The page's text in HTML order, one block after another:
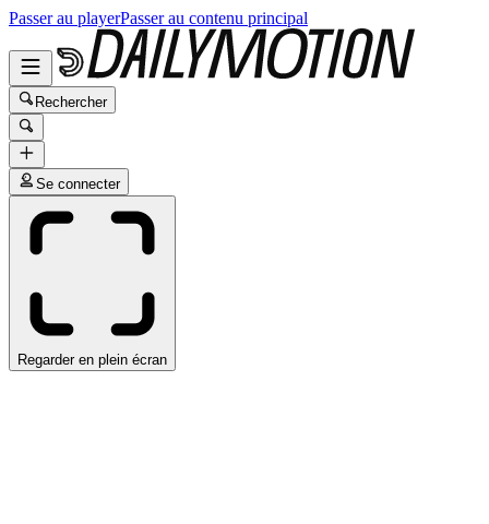
Passer au playerPasser au contenu principal
Rechercher
Se connecter
Regarder en plein écran